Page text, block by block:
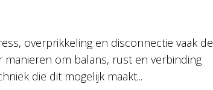
overprikkeling en disconnectie vaak de
om balans, rust en verbinding
die dit mogelijk maakt...